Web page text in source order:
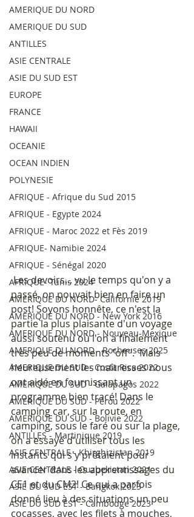
AMERIQUE DU NORD
AMERIQUE DU SUD
ANTILLES
ASIE CENTRALE
ASIE DU SUD EST
EUROPE
FRANCE
HAWAII
OCEANIE
OCEAN INDIEN
POLYNESIE
AFRIQUE - Afrique du Sud 2015
AFRIQUE - Egypte 2024
AFRIQUE - Maroc 2022 et Fès 2019
AFRIQUE- Namibie 2024
AFRIQUE - Sénégal 2020
AFRIQUE- Tunis 2024
AMERIQUE DU NORD- Californie 2019
AMERIQUE DU NORD - New York 2016
AMERIQUE DU NORD - Nouveau-Mexique
AMERIQUE DU NORD - Rocheuses 2025
AMERIQUE DU SUD - Costa Rica 2022
AMERIQUE DU SUD - Galapagos 2022
AMERIQUE DU SUD - Pérou 2022
AMERIQUE DU SUD - Bolivie 2022
ANTILLES - Martinique 2019
ASIE CENTRALE - Khirghizistan 2019
ASIE CENTRALE - Ouzbekistan 2021
ASIE DU SUD EST - Bangkok 2023
ASIE DU SUD EST - Cambodge 2023
Les devoirs... vu le temps qu'on y a
passé, on pouvait bien en faire un
post! Soyons honnête, ce n'est la
partie la plus plaisante d'un voyage
aussi soutenu où l'on a finalement
très peu de moments "off".  Mais
heureusement les maîtresses nous
ont aidé en fournissant un
programme bien tracé! Dans le
camping car, sur la route, en
camping, sous le faré ou sur la plage,
on a essayé d'utiliser tous les
instants qui s'y prêtaient pour
avancer dans les apprentissages du
CE1 et du CM2! Ce qui a parfois
donné lieu à des situations un peu
cocasses, avec les filets à mouches,